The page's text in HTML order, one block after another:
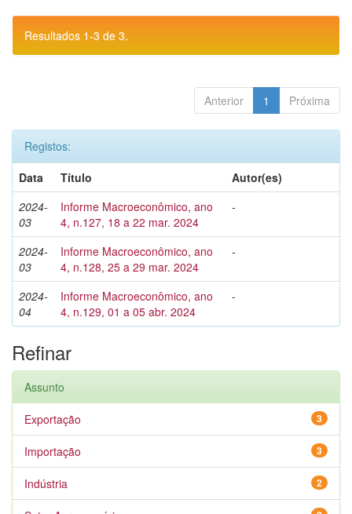
Resultados 1-3 de 3.
Anterior 1 Próxima
Registos:
Data
Título
Autor(es)
2024-
03
Informe Macroeconômico, ano
4, n.127, 18 a 22 mar. 2024
-
2024-
03
Informe Macroeconômico, ano
4, n.128, 25 a 29 mar. 2024
-
2024-
04
Informe Macroeconômico, ano
4, n.129, 01 a 05 abr. 2024
-
Refinar
Assunto
3
Exportação
3
Importação
2
Indústria